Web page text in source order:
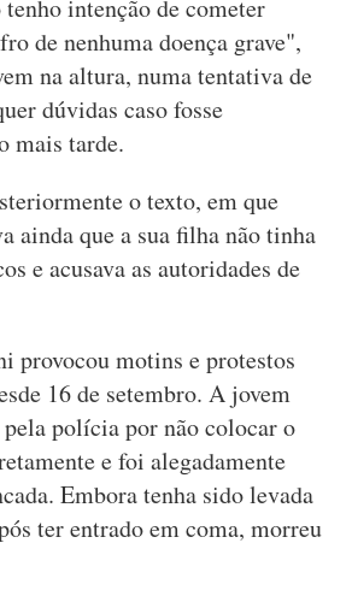
intenção de cometer
de nenhuma doença grave",
na altura, numa tentativa de
dúvidas caso fosse
mais tarde.
o texto, em que
ainda que a sua filha não tinha
e acusava as autoridades de
provocou motins e protestos
16 de setembro. A jovem
polícia por não colocar o
e foi alegadamente
Embora tenha sido levada
ter entrado em coma, morreu